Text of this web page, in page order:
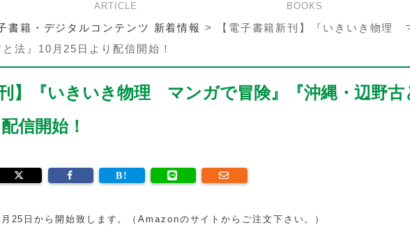
ARTICLE BOOKS
書籍・デジタルコンテンツ 新着情報 >
【電子書籍新刊】『いきいき物理
法』10月25日より配信開始！
刊】『いきいき物理 マンガで冒険』『沖縄・辺野古
信開始！
25日から開始致します。（Amazonのサイトからご注文下さい。）